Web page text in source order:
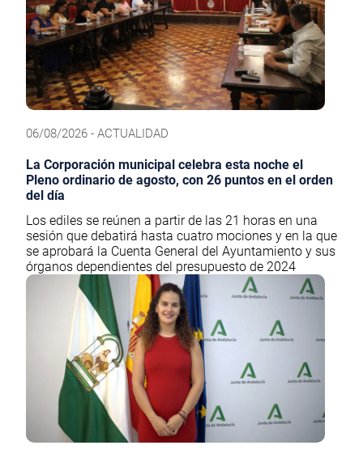
06/08/2026 - ACTUALIDAD
La Corporación municipal celebra esta noche el
Pleno ordinario de agosto, con 26 puntos en el orden
del día
Los ediles se reúnen a partir de las 21 horas en una
sesión que debatirá hasta cuatro mociones y en la que
se aprobará la Cuenta General del Ayuntamiento y sus
órganos dependientes del presupuesto de 2024